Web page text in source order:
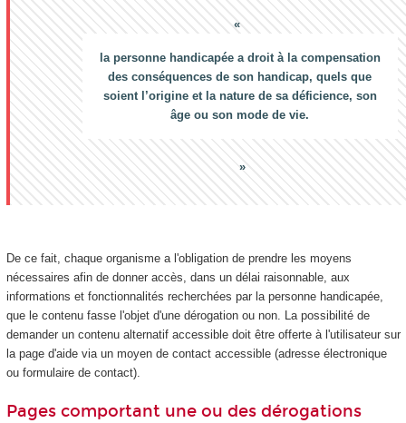
la personne handicapée a droit à la compensation
des conséquences de son handicap, quels que
soient l’origine et la nature de sa déficience, son
âge ou son mode de vie.
De ce fait, chaque organisme a l'obligation de prendre les moyens
nécessaires afin de donner accès, dans un délai raisonnable, aux
informations et fonctionnalités recherchées par la personne handicapée,
que le contenu fasse l'objet d'une dérogation ou non. La possibilité de
demander un contenu alternatif accessible doit être offerte à l'utilisateur sur
la page d'aide via un moyen de contact accessible (adresse électronique
ou formulaire de contact).
Pages comportant une ou des dérogations